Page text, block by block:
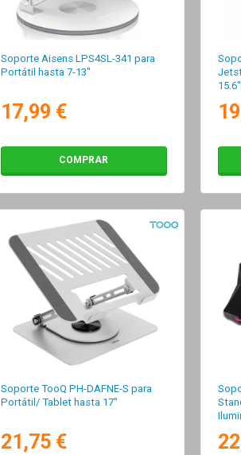
Soporte Aisens LPS4SL-341 para
Portátil hasta 7-13"
17,99 €
COMPRAR
Soporte TooQ PH-DAFNE-S para
Portátil/ Tablet hasta 17"
21,75 €